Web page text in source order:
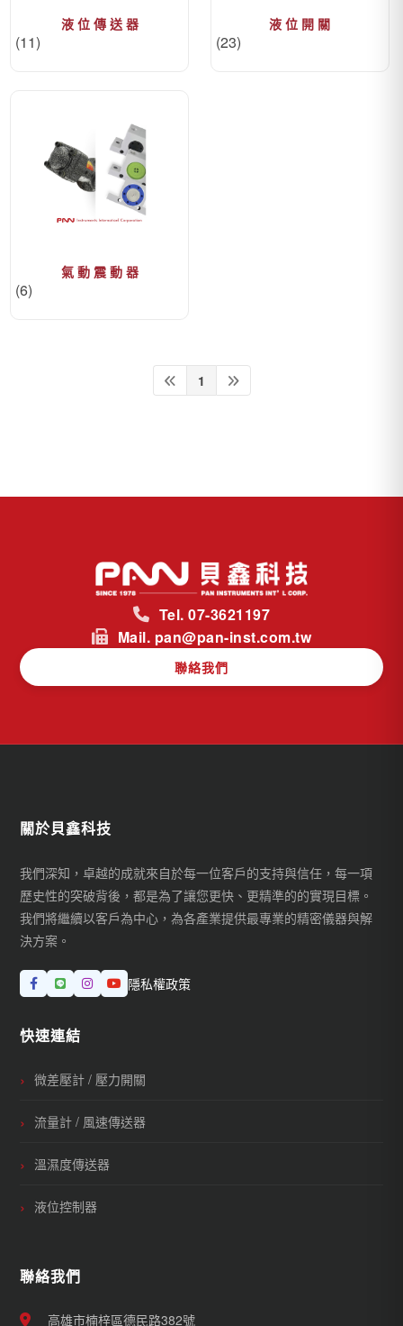
液 位 傳 送 器
(11)
液 位 開 關
(23)
氣 動 震 動 器
(6)
1
Tel. 07-3621197
Mail. pan@pan-inst.com.tw
聯絡我們
關於貝鑫科技
我們深知，卓越的成就來自於每一位客戶的支持與信任，每一項
歷史性的突破背後，都是為了讓您更快、更精準的的實現目標。
我們將繼續以客戶為中心，為各產業提供最專業的精密儀器與解
決方案。
隱私權政策
快速連結
微差壓計 / 壓力開關
流量計 / 風速傳送器
溫濕度傳送器
液位控制器
聯絡我們
高雄市楠梓區德民路382號